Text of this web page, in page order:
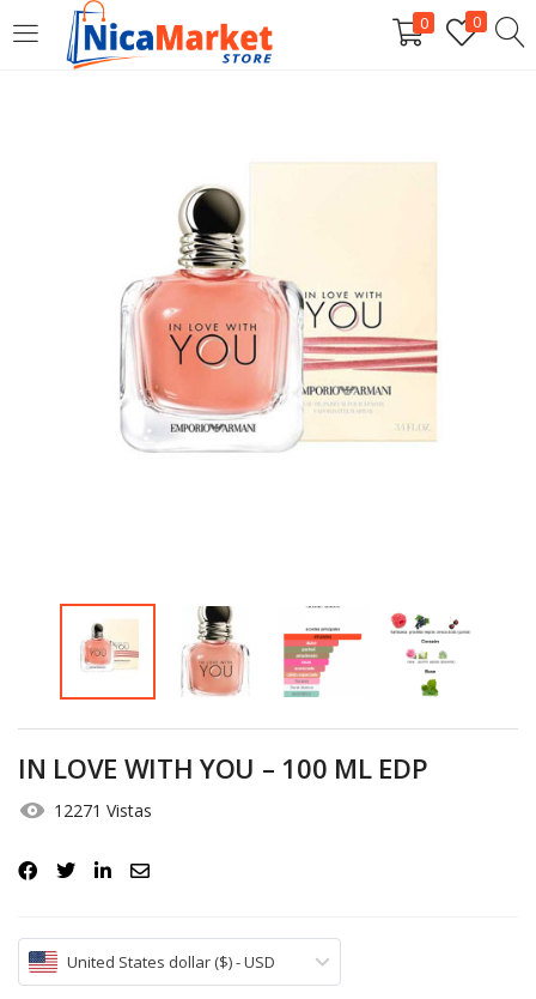
0 0
INICIAR SESIÓN
Por favor, introduce una respuesta en dígitos:
12 + diecisiete =
Olvidó la contraseña?
IN LOVE WITH YOU – 100 ML EDP
12271 Vistas
United States dollar ($) - USD